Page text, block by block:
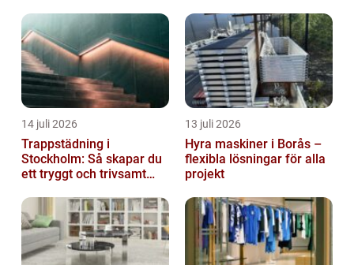
hur de skiljer sig åt. Vi kommer också att
grans...
14 juli 2026
Trappstädning i
Stockholm: Så skapar du
ett tryggt och trivsamt
13 juli 2026
Hyra maskiner i Borås –
flexibla lösningar för alla
projekt